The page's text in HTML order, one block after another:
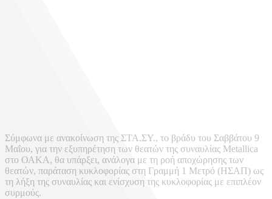
Σύμφωνα με ανακοίνωση της ΣΤΑ.ΣΥ., το βράδυ του Σαββάτου 9
Μαΐου, για την εξυπηρέτηση των θεατών της συναυλίας Metallica
στο ΟΑΚΑ, θα υπάρξει, ανάλογα με τη ροή αποχώρησης των
θεατών, παράταση κυκλοφορίας στη Γραμμή 1 Μετρό (ΗΣΑΠ) ως
τη λήξη της συναυλίας και ενίσχυση της κυκλοφορίας με επιπλέον
συρμούς.